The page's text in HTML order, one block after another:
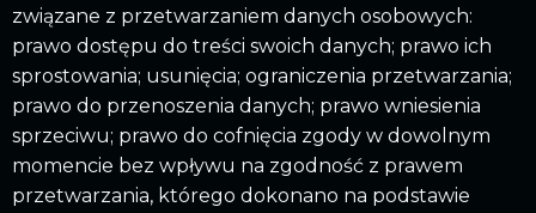
związane z przetwarzaniem danych osobowych:
prawo dostępu do treści swoich danych; prawo ich
sprostowania; usunięcia; ograniczenia przetwarzania;
prawo do przenoszenia danych; prawo wniesienia
sprzeciwu; prawo do cofnięcia zgody w dowolnym
momencie bez wpływu na zgodność z prawem
przetwarzania, którego dokonano na podstawie